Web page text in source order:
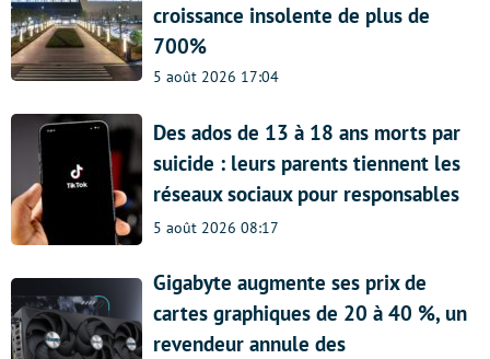
croissance insolente de plus de
700%
5 août 2026 17:04
Des ados de 13 à 18 ans morts par
suicide : leurs parents tiennent les
réseaux sociaux pour responsables
5 août 2026 08:17
Gigabyte augmente ses prix de
cartes graphiques de 20 à 40 %, un
revendeur annule des